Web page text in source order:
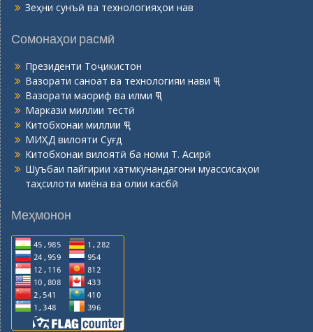
Зеҳни сунъӣ ва технологияҳои нав
Сомонаҳои расмӣ
Президенти Тоҷикистон
Вазорати саноат ва технологияи нави ҶТ
Вазорати маориф ва илми ҶТ
Маркази миллии тестӣ
Китобхонаи миллии ҶТ
МИҲД вилояти Суғд
Китобхонаи вилоятӣ ба номи Т. Асирӣ
Шуъбаи пайгирии хатмкунандагони муассисаҳои
таҳсилоти миёна ва олии касбӣ
Меҳмонон